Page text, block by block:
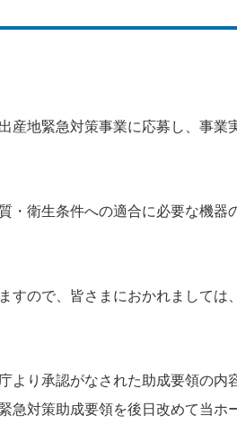
産地緊急対策事業に応募し、事業
・衛生条件への適合に必要な機器
すので、皆さまにおかれましては
より承認がなされた助成要領の内
急対策助成要領を後日改めて当ホ